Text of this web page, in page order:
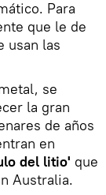
Para
que le de
usan las
se
la gran
de años
en
del litio' que
Australia.